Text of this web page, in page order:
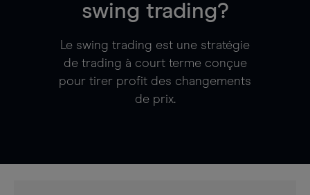
swing trading?
Le swing trading est une stratégie
de trading à court terme conçue
pour tirer profit des changements
de prix.